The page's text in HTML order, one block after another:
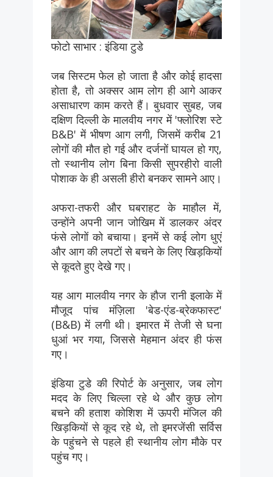
फोटो साभार : इंडिया टुडे
जब सिस्टम फेल हो जाता है और कोई हादसा
होता है, तो अक्सर आम लोग ही आगे आकर
असाधारण काम करते हैं। बुधवार सुबह, जब
दक्षिण दिल्ली के मालवीय नगर में 'फ्लोरिश स्टे
B&B' में भीषण आग लगी, जिसमें करीब 21
लोगों की मौत हो गई और दर्जनों घायल हो गए,
तो स्थानीय लोग बिना किसी सुपरहीरो वाली
पोशाक के ही असली हीरो बनकर सामने आए।
अफरा-तफरी और घबराहट के माहौल में,
उन्होंने अपनी जान जोखिम में डालकर अंदर
फंसे लोगों को बचाया। इनमें से कई लोग धुएं
और आग की लपटों से बचने के लिए खिड़कियों
से कूदते हुए देखे गए।
यह आग मालवीय नगर के हौज रानी इलाके में
मौजूद पांच मंज़िला 'बेड-एंड-ब्रेकफास्ट'
(B&B) में लगी थी। इमारत में तेजी से घना
धुआं भर गया, जिससे मेहमान अंदर ही फंस
गए।
इंडिया टुडे की रिपोर्ट के अनुसार, जब लोग
मदद के लिए चिल्ला रहे थे और कुछ लोग
बचने की हताश कोशिश में ऊपरी मंजिल की
खिड़कियों से कूद रहे थे, तो इमरजेंसी सर्विस
के पहुंचने से पहले ही स्थानीय लोग मौके पर
पहुंच गए।